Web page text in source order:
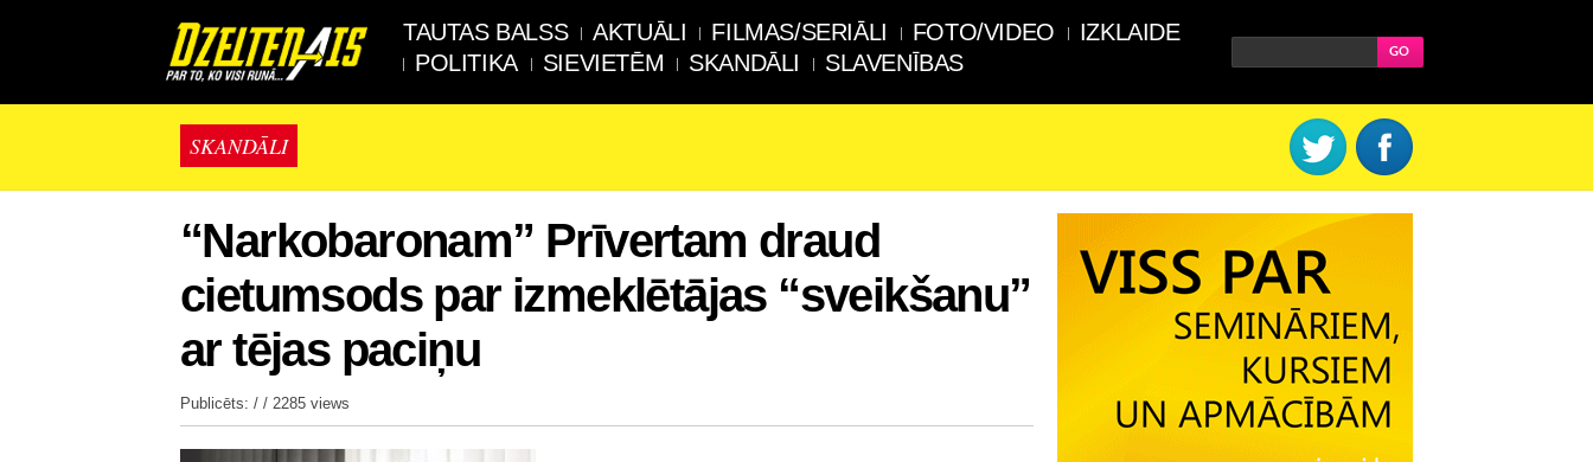
TAUTAS BALSS AKTUĀLI FILMAS/SERIĀLI FOTO/VIDEO
IZKLAIDE
POLITIKA
SIEVIETĒM SKANDĀLI SLAVENĪBAS
SKANDĀLI
“Narkobaronam” Prīvertam draud
cietumsods par izmeklētājas “sveikšanu”
ar tējas paciņu
Publicēts: / / 2285 views